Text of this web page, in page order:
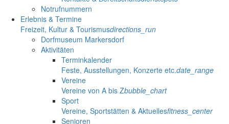
Notrufnummern
Erlebnis & Termine
Freizeit, Kultur & Tourismusdirections_run
Dorfmuseum Markersdorf
Aktivitäten
Terminkalender
Feste, Ausstellungen, Konzerte etc.date_range
Vereine
Vereine von A bis Zbubble_chart
Sport
Vereine, Sportstätten & Aktuellesfitness_center
Senioren